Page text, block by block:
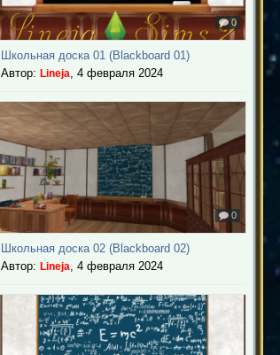
0
Школьная доска 01 (Blackboard 01)
Автор: Lineja 4 февраля 2024
0
Школьная доска 02 (Blackboard 02)
Автор: Lineja 4 февраля 2024